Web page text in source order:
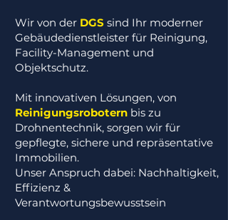
Wir von der DGS sind Ihr moderner
Gebäudedienstleister für Reinigung,
Facility-Management und
Objektschutz.
Mit innovativen Lösungen, von
Reinigungsrobotern bis zu
Drohnentechnik, sorgen wir für
gepflegte, sichere und repräsentative
Immobilien.
Unser Anspruch dabei: Nachhaltigkeit,
Effizienz &
Verantwortungsbewusstsein